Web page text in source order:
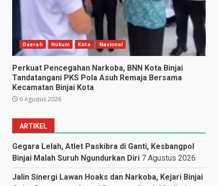
Daerah Hukum Kota Nasional
Perkuat Pencegahan Narkoba, BNN Kota Binjai
Tandatangani PKS Pola Asuh Remaja Bersama
Kecamatan Binjai Kota
6 Agustus 2026
ARTIKEL
Gegara Lelah, Atlet Paskibra di Ganti, Kesbangpol
Binjai Malah Suruh Ngundurkan Diri 7 Agustus 2026
Jalin Sinergi Lawan Hoaks dan Narkoba, Kejari Binjai